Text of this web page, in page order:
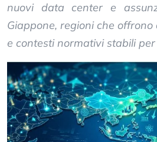
nuovi data center e
Giappone, regioni che
e contesti normativi stabili per